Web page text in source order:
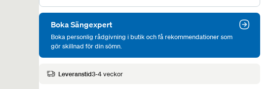
Boka Sängexpert
Boka personlig rådgivning i butik och få rekommendationer som
gör skillnad för din sömn.
Leveranstid3-4 veckor